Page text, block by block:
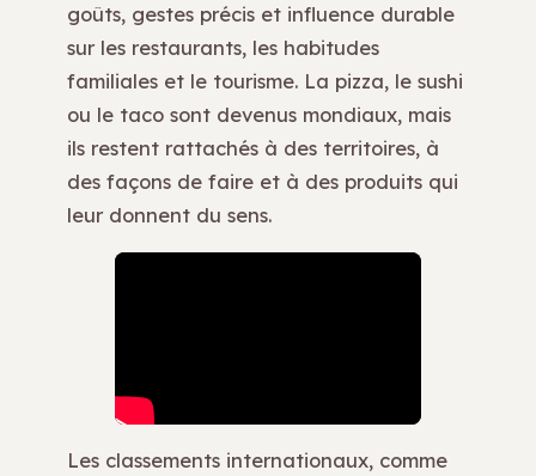
goûts, gestes précis et influence durable
sur les restaurants, les habitudes
familiales et le tourisme. La pizza, le sushi
ou le taco sont devenus mondiaux, mais
ils restent rattachés à des territoires, à
des façons de faire et à des produits qui
leur donnent du sens.
Les classements internationaux, comme